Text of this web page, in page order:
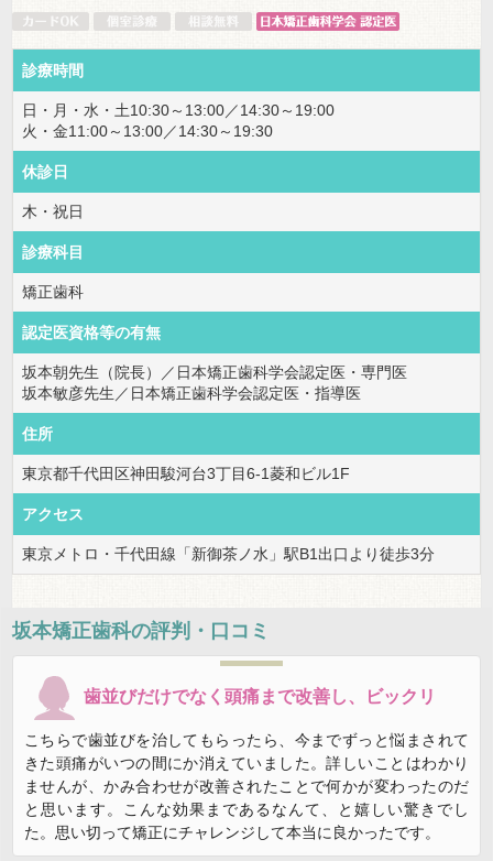
診療時間
日・月・水・土10:30～13:00／14:30～19:00
火・金11:00～13:00／14:30～19:30
休診日
木・祝日
診療科目
矯正歯科
認定医資格等の有無
坂本朝先生（院長）／日本矯正歯科学会認定医・専門医
坂本敏彦先生／日本矯正歯科学会認定医・指導医
住所
東京都千代田区神田駿河台3丁目6-1菱和ビル1F
アクセス
東京メトロ・千代田線「新御茶ノ水」駅B1出口より徒歩3分
坂本矯正歯科の評判・口コミ
歯並びだけでなく頭痛まで改善し、ビックリ
こちらで歯並びを治してもらったら、今までずっと悩まされて
きた頭痛がいつの間にか消えていました。詳しいことはわかり
ませんが、かみ合わせが改善されたことで何かが変わったのだ
と思います。こんな効果まであるなんて、と嬉しい驚きでし
た。思い切って矯正にチャレンジして本当に良かったです。